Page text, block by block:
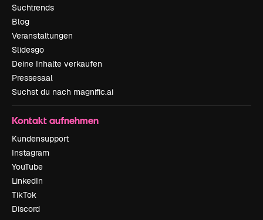
Suchtrends
Blog
Veranstaltungen
Slidesgo
Deine Inhalte verkaufen
Pressesaal
Suchst du nach magnific.ai
Kontakt aufnehmen
Kundensupport
Instagram
YouTube
LinkedIn
TikTok
Discord